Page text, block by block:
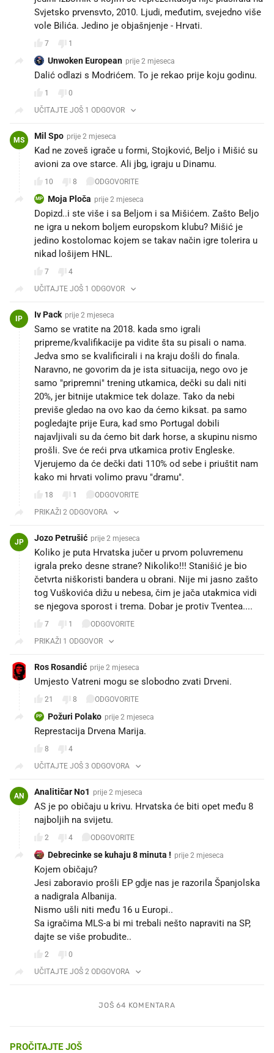
Svjetsko prvensvto, 2010. Ljudi, međutim, svejedno više
vole Bilića. Jedino je objašnjenje - Hrvati.
7 1
Unwoken European prije 2 mjeseca
Dalić odlazi s Modrićem. To je rekao prije koju godinu.
1
0
UČITAJTE JOŠ 1 ODGOVOR
MS Mil Spo prije 2 mjeseca
Kad ne zoveš igrače u formi, Stojković, Beljo i Mišić su
avioni za ove starce. Ali jbg, igraju u Dinamu.
10 8 ODGOVORITE
MP Moja Ploča prije 2 mjeseca
Dopizd..i ste više i sa Beljom i sa Mišićem. Zašto Beljo
ne igra u nekom boljem europskom klubu? Mišić je
jedino kostolomac kojem se takav način igre tolerira u
nikad lošijem HNL.
7
4
UČITAJTE JOŠ 1 ODGOVOR
IP Iv Pack prije 2 mjeseca
Samo se vratite na 2018. kada smo igrali
pripreme/kvalifikacije pa vidite šta su pisali o nama.
Jedva smo se kvalificirali i na kraju došli do finala.
Naravno, ne govorim da je ista situacija, nego ovo je
samo "pripremni" trening utkamica, dečki su dali niti
20%, jer bitnije utakmice tek dolaze. Tako da nebi
previše gledao na ovo kao da ćemo kiksat. pa samo
pogledajte prije Eura, kad smo Portugal dobili
najavljivali su da ćemo bit dark horse, a skupinu nismo
prošli. Sve će reći prva utkamica protiv Engleske.
Vjerujemo da će dečki dati 110% od sebe i priuštit nam
kako mi hrvati volimo pravu "dramu".
18 1
ODGOVORITE
PRIKAŽI 2 ODGOVORA
JP Jozo Petrušić prije 2 mjeseca
Koliko je puta Hrvatska jučer u prvom poluvremenu
igrala preko desne strane? Nikoliko!!! Stanišić je bio
četvrta niškoristi bandera u obrani. Nije mi jasno zašto
tog Vuškovića dižu u nebesa, čim je jača utakmica vidi
se njegova sporost i trema. Dobar je protiv Tventea....
7 1
ODGOVORITE
PRIKAŽI 1 ODGOVOR
Ros Rosandić prije 2 mjeseca
Umjesto Vatreni mogu se slobodno zvati Drveni.
21 8 ODGOVORITE
PP Požuri Polako prije 2 mjeseca
Represtacija Drvena Marija.
8
4
UČITAJTE JOŠ 3 ODGOVORA
AN Analitičar No1 prije 2 mjeseca
AS je po običaju u krivu. Hrvatska će biti opet među 8
najboljih na svijetu.
2 4 ODGOVORITE
Debrecinke se kuhaju 8 minuta ! prije 2 mjeseca
Kojem običaju?
Jesi zaboravio prošli EP gdje nas je razorila Španjolska
a nadigrala Albanija.
Nismo ušli niti među 16 u Europi..
Sa igračima MLS-a bi mi trebali nešto napraviti na SP,
dajte se više probudite..
2
0
UČITAJTE JOŠ 2 ODGOVORA
JOŠ 64 KOMENTARA
PROČITAJTE JOŠ